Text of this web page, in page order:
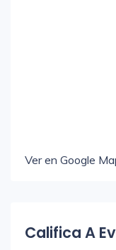
Ver en Google
Califica A